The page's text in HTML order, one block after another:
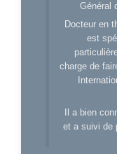
Général
Docteur en
est
charge de
Il a bien
et a suivi de